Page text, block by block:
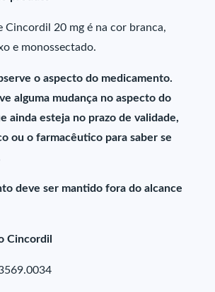
Cincordil 20 mg é na cor branca,
e monossectado.
o aspecto do medicamento.
alguma mudança no aspecto do
ainda esteja no prazo de validade,
ou o farmacêutico para saber se
deve ser mantido fora do alcance
Cincordil